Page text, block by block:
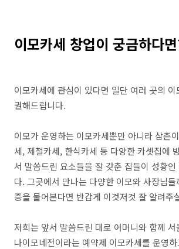
이모카세 창업이 궁금하다
이모카세에 관심이 있다면 일단 여러 곳의 이
권해드립니다.
이모가 운영하는 이모카세뿐만 아니라 삼촌
세, 제철카세, 한식카세 등 다양한 카셋집에
서 말씀드린 요소들을 잘 갖춘 집들이 성황인
다. 그곳에서 만나는 다양한 이모와 사장님
증을 물어본다면 반갑게 이것저것 잘 알려주
저희는 앞서 말씀드린 대로 어머니와 함께 서
나이모네전이라는 예약제 이모카세를 운영